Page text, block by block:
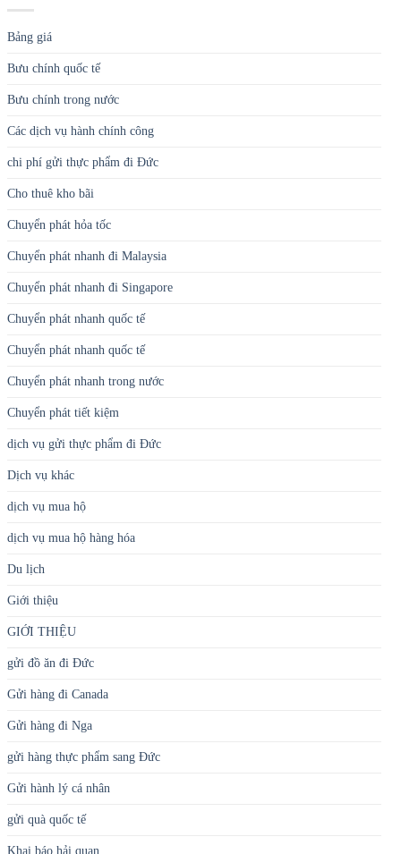
Bảng giá
Bưu chính quốc tế
Bưu chính trong nước
Các dịch vụ hành chính công
chi phí gửi thực phẩm đi Đức
Cho thuê kho bãi
Chuyển phát hỏa tốc
Chuyển phát nhanh đi Malaysia
Chuyển phát nhanh đi Singapore
Chuyển phát nhanh quốc tế
Chuyển phát nhanh quốc tế
Chuyển phát nhanh trong nước
Chuyển phát tiết kiệm
dịch vụ gửi thực phẩm đi Đức
Dịch vụ khác
dịch vụ mua hộ
dịch vụ mua hộ hàng hóa
Du lịch
Giới thiệu
GIỚI THIỆU
gửi đồ ăn đi Đức
Gửi hàng đi Canada
Gửi hàng đi Nga
gửi hàng thực phẩm sang Đức
Gửi hành lý cá nhân
gửi quà quốc tế
Khai báo hải quan